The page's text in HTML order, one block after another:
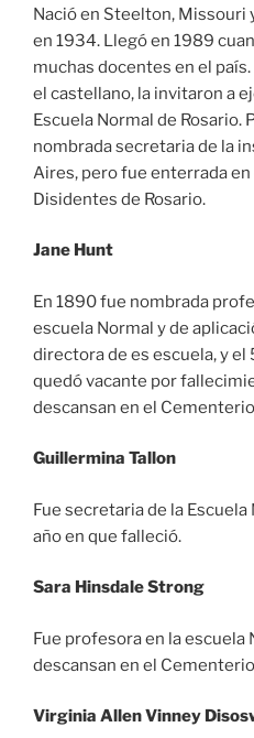
Nació en Steelton, Missouri
en 1934. Llegó en 1989
muchas docentes en el
el castellano, la invitaron a
Escuela Normal de
nombrada secretaria de la
Aires, pero fue enterrada
Disidentes de Rosario.
Jane Hunt
En 1890 fue nombrada
escuela Normal y de
directora de es escuela, y el
quedó vacante por
descansan en el
Guillermina Tallon
Fue secretaria de la Escuela
año en que falleció.
Sara Hinsdale Strong
Fue profesora en la escuela
descansan en el
Virginia Allen Vinney